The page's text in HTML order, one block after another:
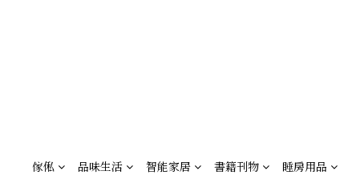
傢俬 品味生活 智能家居 書籍刊物 睡房用品